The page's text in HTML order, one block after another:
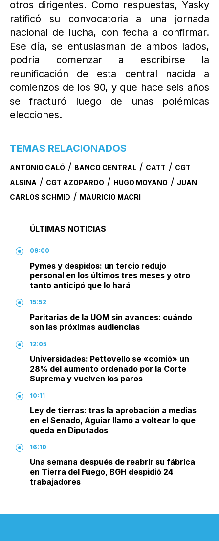
otros dirigentes. Como respuestas, Yasky
ratificó su convocatoria a una jornada
nacional de lucha, con fecha a confirmar.
Ese día, se entusiasman de ambos lados,
podría comenzar a escribirse la
reunificación de esta central nacida a
comienzos de los 90, y que hace seis años
se fracturó luego de unas polémicas
elecciones.
TEMAS RELACIONADOS
ANTONIO CALÓ / BANCO CENTRAL / CATT / CGT
ALSINA / CGT AZOPARDO / HUGO MOYANO / JUAN
CARLOS SCHMID / MAURICIO MACRI
ÚLTIMAS NOTICIAS
09:00
Pymes y despidos: un tercio redujo
personal en los últimos tres meses y otro
tanto anticipó que lo hará
15:52
Paritarias de la UOM sin avances: cuándo
son las próximas audiencias
12:05
Universidades: Pettovello se «comió» un
28% del aumento ordenado por la Corte
Suprema y vuelven los paros
10:11
Ley de tierras: tras la aprobación a medias
en el Senado, Aguiar llamó a voltear lo que
queda en Diputados
16:10
Una semana después de reabrir su fábrica
en Tierra del Fuego, BGH despidió 24
trabajadores